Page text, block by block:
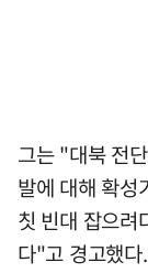
그는 "대북 전
발에 대해 확성
칫 빈대 잡으려
다"고 경고했다.